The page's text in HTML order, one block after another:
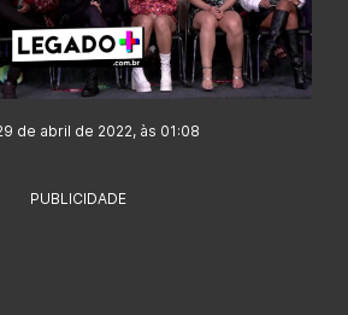
de abril de 2022, às 01:08
PUBLICIDADE